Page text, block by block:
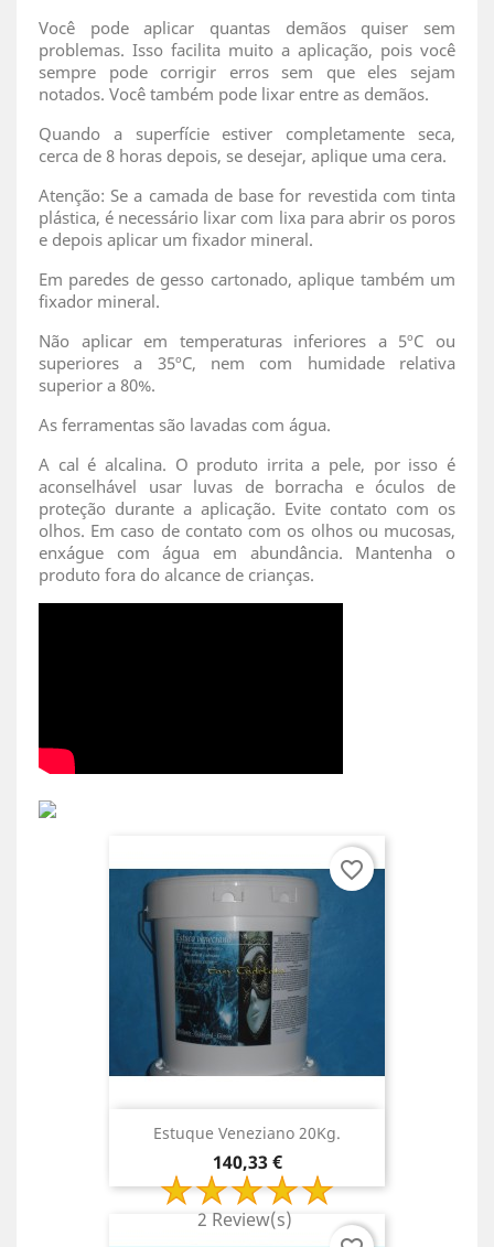
Você pode aplicar quantas demãos quiser sem
problemas. Isso facilita muito a aplicação, pois você
sempre pode corrigir erros sem que eles sejam
notados. Você também pode lixar entre as demãos.
Quando a superfície estiver completamente seca,
cerca de 8 horas depois, se desejar, aplique uma cera.
Atenção: Se a camada de base for revestida com tinta
plástica, é necessário lixar com lixa para abrir os poros
e depois aplicar um fixador mineral.
Em paredes de gesso cartonado, aplique também um
fixador mineral.
Não aplicar em temperaturas inferiores a 5ºC ou
superiores a 35ºC, nem com humidade relativa
superior a 80%.
As ferramentas são lavadas com água.
A cal é alcalina. O produto irrita a pele, por isso é
aconselhável usar luvas de borracha e óculos de
proteção durante a aplicação. Evite contato com os
olhos. Em caso de contato com os olhos ou mucosas,
enxágue com água em abundância. Mantenha o
produto fora do alcance de crianças.
Estuque Veneziano 20Kg.
Preço
140,33 €
2 Review(s)
favorite_border